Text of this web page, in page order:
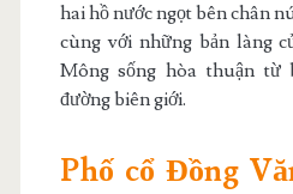
hai hồ nước ngọt bên chân
cùng với những bản làng
Mông sống hòa thuận từ
đường biên giới.
Phố cổ Đồng